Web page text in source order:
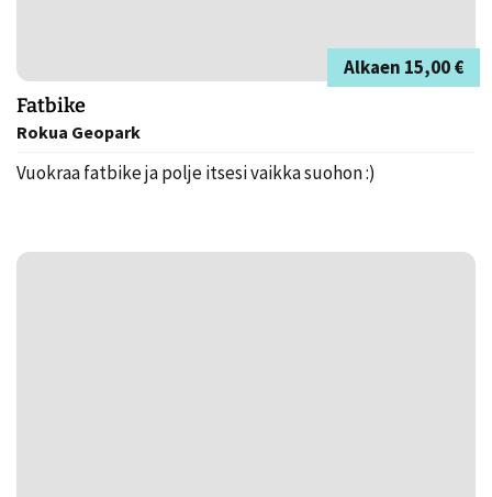
Alkaen 15,00 €
Fatbike
Rokua Geopark
Vuokraa fatbike ja polje itsesi vaikka suohon :)